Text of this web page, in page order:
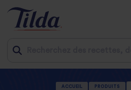
ACCUEIL PRODUITS